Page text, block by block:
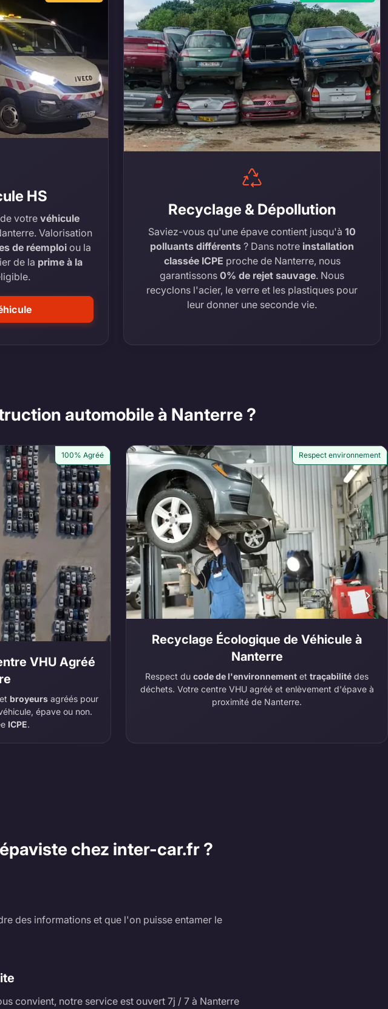
HS
votre véhicule
Valorisation
de réemploiou la
de la prime à la
Recyclage & Dépollution
Saviez-vous qu'une épave contient jusqu'à 10
polluants différents ? Dans notre installation
classée ICPE proche de Nanterre, nous
garantissons 0% de rejet sauvage. Nous
recyclons l'acier, le verre et les plastiques pour
leur donner une seconde vie.
automobile à Nanterre ?
100% Agréé
VHU Agréé
et broyeurs agréés pour
épave ou non.
ICPE.
Respect environnement
Recyclage Écologique de Véhicule à
Nanterre
Respect ducode de l'environnement ettraçabilité des
déchets. Votre centre VHU agréé et enlèvement d'épave à
proximité de Nanterre.
chez inter-car.fr ?
des informations et que l'on puisse entamer le
convient, notre service est ouvert 7j / 7 à Nanterre